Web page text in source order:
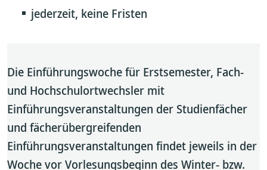
jederzeit, keine Fristen
Die Einführungswoche für Erstsemester, Fach-
und Hochschulortwechsler mit
Einführungsveranstaltungen der Studienfächer
und fächerübergreifenden
Einführungsveranstaltungen findet jeweils in der
Woche vor Vorlesungsbeginn des Winter- bzw.